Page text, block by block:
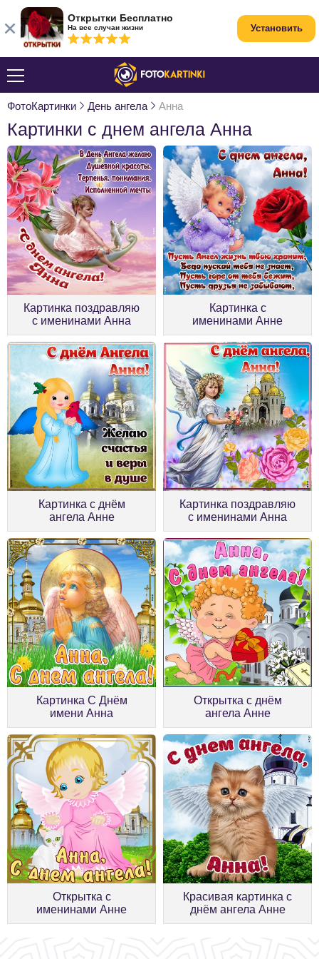
ФотоКартинки День ангела Анна
Картинки с днем ангела Анна
Картинка поздравляю
с именинами Анна
Картинка с
именинами Анне
Картинка с днём
ангела Анне
Картинка поздравляю
с именинами Анна
Картинка С Днём
имени Анна
Открытка с днём
ангела Анне
Открытка с
именинами Анне
Красивая картинка с
днём ангела Анне
Открытки Бесплатно
На все случаи жизни Установить